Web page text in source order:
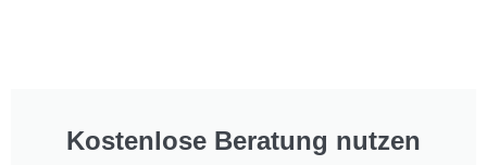
Kostenlose Beratung nutzen